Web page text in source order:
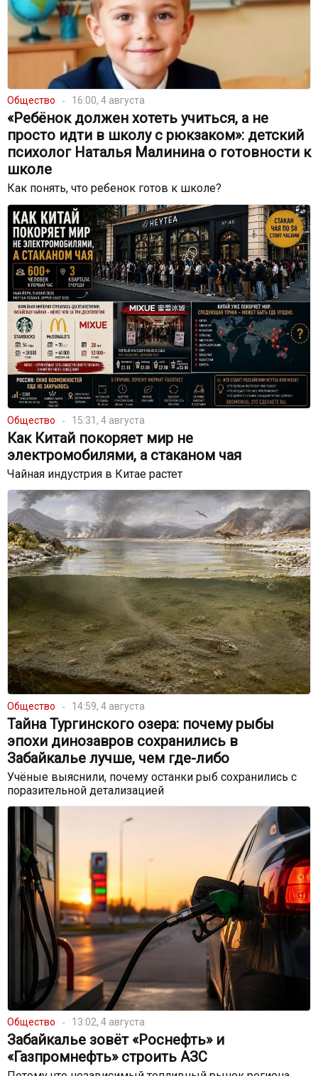
Общество 16:00, 4 августа
«Ребёнок должен хотеть учиться, а не
просто идти в школу с рюкзаком»: детский
психолог Наталья Малинина о готовности к
школе
Как понять, что ребенок готов к школе?
Общество 15:31, 4 августа
Как Китай покоряет мир не
электромобилями, а стаканом чая
Чайная индустрия в Китае растет
Общество 14:59, 4 августа
Тайна Тургинского озера: почему рыбы
эпохи динозавров сохранились в
Забайкалье лучше, чем где-либо
Учёные выяснили, почему останки рыб сохранились с
поразительной детализацией
Общество 13:02, 4 августа
Забайкалье зовёт «Роснефть» и
«Газпромнефть» строить АЗС